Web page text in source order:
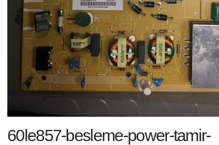
60le857-besleme-power-tamir-